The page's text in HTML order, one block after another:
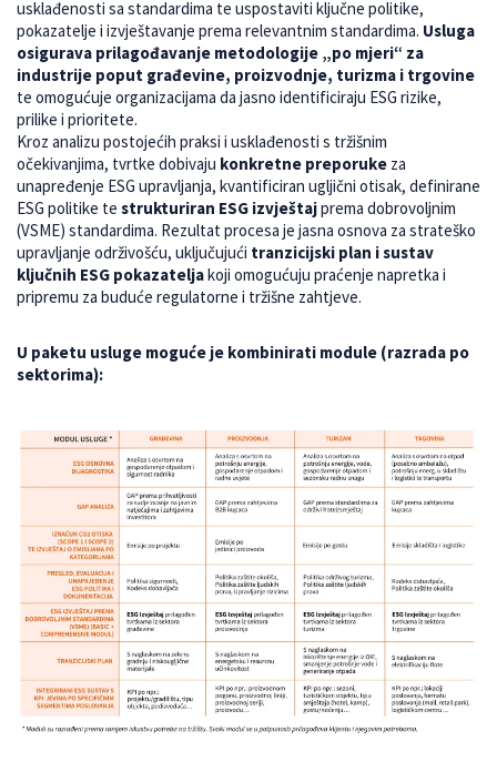
usklađenosti sa standardima te uspostaviti ključne politike,
pokazatelje i izvještavanje prema relevantnim standardima. Usluga
osigurava prilagođavanje metodologije „po mjeri“ za
industrije poput građevine, proizvodnje, turizma i trgovine
te omogućuje organizacijama da jasno identificiraju ESG rizike,
prilike i prioritete.
Kroz analizu postojećih praksi i usklađenosti s tržišnim
očekivanjima, tvrtke dobivaju konkretne preporuke za
unapređenje ESG upravljanja, kvantificiran ugljični otisak, definirane
ESG politike te strukturiran ESG izvještajprema dobrovoljnim
(VSME) standardima. Rezultat procesa je jasna osnova za strateško
upravljanje održivošću, uključujući tranzicijski plan i sustav
ključnih ESG pokazateljakoji omogućuju praćenje napretka i
pripremu za buduće regulatorne i tržišne zahtjeve.
U paketu usluge moguće je kombinirati module (razrada po
sektorima):